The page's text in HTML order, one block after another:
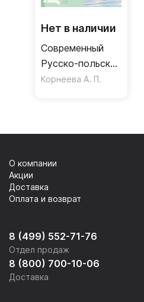
Нет в наличии
Современный
Русско-польский
разговорник
Корнеева А. П.
8 (499) 552-71-76
Отдел продаж
8 (800) 700-10-06
Доставка
О компании
Акции
Доставка
Оплата и возврат